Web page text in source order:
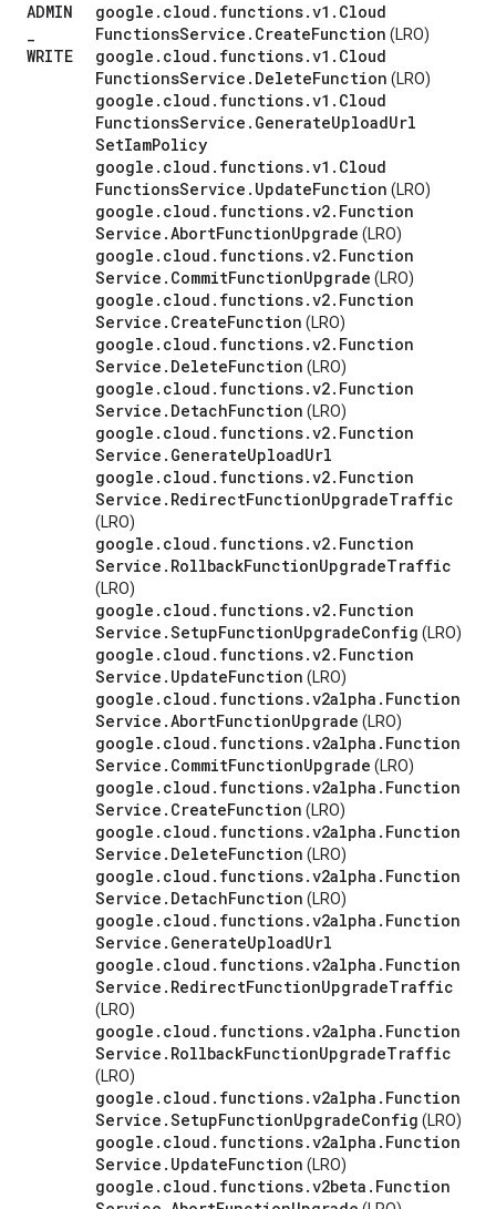
ADMIN
_
WRITE
google . cloud . functions.v1 . Cloud
FunctionsService . CreateFunction (LRO)
google . cloud . functions.v1 . Cloud
FunctionsService . DeleteFunction (LRO)
google . cloud . functions.v1 . Cloud
FunctionsService . GenerateUploadUrl
SetIamPolicy
google . cloud . functions.v1 . Cloud
FunctionsService . UpdateFunction (LRO)
google . cloud . functions.v2. Function
Service .AbortFunctionUpgrade (LRO)
google . cloud . functions.v2. Function
Service . CommitFunctionUpgrade (LRO)
google . cloud . functions.v2. Function
Service . CreateFunction (LRO)
google . cloud . functions.v2. Function
Service . DeleteFunction (LRO)
google . cloud . functions.v2. Function
Service . DetachFunction (LRO)
google . cloud . functions.v2. Function
Service . GenerateUploadUrl
google . cloud . functions.v2. Function
Service . RedirectFunctionUpgradeTraffic
(LRO)
google . cloud . functions.v2. Function
Service . RollbackFunctionUpgradeTraffic
(LRO)
google . cloud . functions.v2. Function
Service .SetupFunctionUpgradeConfig (LRO)
google . cloud . functions.v2. Function
Service . UpdateFunction (LRO)
google . cloud . functions.v2alpha . Function
Service .AbortFunctionUpgrade (LRO)
google . cloud . functions.v2alpha . Function
Service . CommitFunctionUpgrade (LRO)
google . cloud . functions.v2alpha . Function
Service . CreateFunction (LRO)
google . cloud . functions.v2alpha . Function
Service . DeleteFunction (LRO)
google . cloud . functions.v2alpha . Function
Service . DetachFunction (LRO)
google . cloud . functions.v2alpha . Function
Service . GenerateUploadUrl
google . cloud . functions.v2alpha . Function
Service . RedirectFunctionUpgradeTraffic
(LRO)
google . cloud . functions.v2alpha . Function
Service . RollbackFunctionUpgradeTraffic
(LRO)
google . cloud . functions.v2alpha . Function
Service .SetupFunctionUpgradeConfig (LRO)
google . cloud . functions.v2alpha . Function
Service . UpdateFunction (LRO)
google . cloud . functions.v2beta . Function